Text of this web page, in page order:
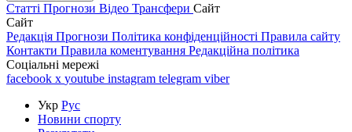
Статті Прогнози Відео Трансфери Сайт
Сайт
Редакція Прогнози Політика конфіденційності Правила сайту
Контакти Правила коментування Редакційна політика
Соціальні мережі
facebook x youtube instagram telegram viber
Укр Рус
Новини спорту